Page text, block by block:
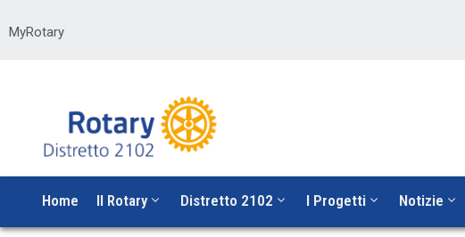
MyRotary
Home Il Rotary Distretto 2102 I Progetti Notizie